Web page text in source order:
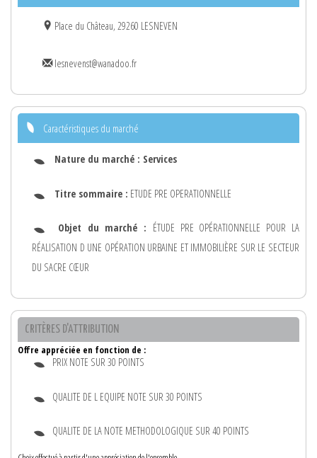
Place du Château, 29260 LESNEVEN
lesnevenst@wanadoo.fr
Caractéristiques du marché
Nature du marché : Services
Titre sommaire : ETUDE PRE OPERATIONNELLE
Objet du marché : ÉTUDE PRE OPÉRATIONNELLE POUR LA
RÉALISATION D UNE OPÉRATION URBAINE ET IMMOBILIÈRE SUR LE SECTEUR
DU SACRE CŒUR
CRITÈRES D'ATTRIBUTION
Offre appréciée en fonction de :
PRIX NOTE SUR 30 POINTS
QUALITE DE L EQUIPE NOTE SUR 30 POINTS
QUALITE DE LA NOTE METHODOLOGIQUE SUR 40 POINTS